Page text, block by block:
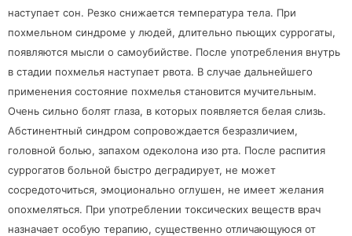
наступает сон. Резко снижается температура тела. При
похмельном синдроме у людей, длительно пьющих суррогаты,
появляются мысли о самоубийстве. После употребления внутрь
в стадии похмелья наступает рвота. В случае дальнейшего
применения состояние похмелья становится мучительным.
Очень сильно болят глаза, в которых появляется белая слизь.
Абстинентный синдром сопровождается безразличием,
головной болью, запахом одеколона изо рта. После распития
суррогатов больной быстро деградирует, не может
сосредоточиться, эмоционально оглушен, не имеет желания
опохмеляться. При употреблении токсических веществ врач
назначает особую терапию, существенно отличающуюся от